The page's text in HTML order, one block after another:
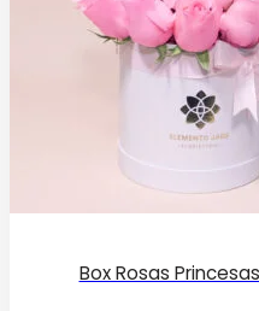
Box Rosas Princesas